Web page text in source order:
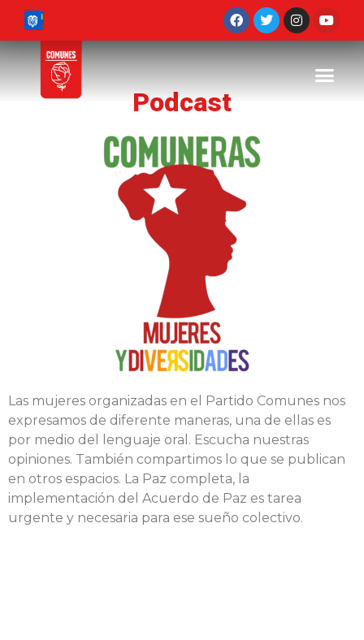
Podcast
Las mujeres organizadas en el Partido Comunes nos
expresamos de diferente maneras, una de ellas es
por medio del lenguaje oral. Escucha nuestras
opiniones. También compartimos lo que se publican
en otros espacios. La Paz completa, la
implementación del Acuerdo de Paz es tarea
urgente y necesaria para ese sueño colectivo.